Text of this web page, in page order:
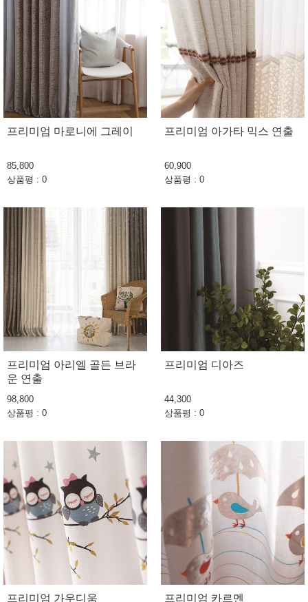
프리미엄 마로니에 그레이
85,800
상품평 : 0
프리미엄 아가타 믹스 연출
60,900
상품평 : 0
프리미엄 아리엘 골든 브라
운 연출
98,800
상품평 : 0
프리미엄 디아즈
44,300
상품평 : 0
프리미엄 가우디움 프리미엄 카르멘